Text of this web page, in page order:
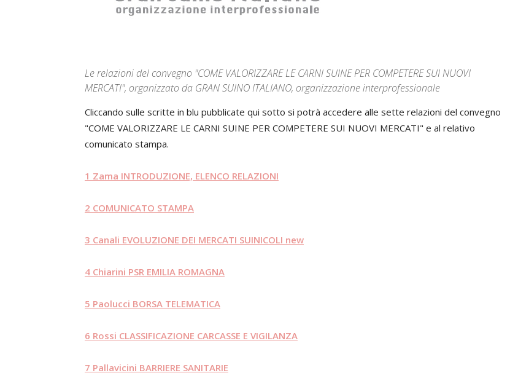
Le relazioni del convegno "COME VALORIZZARE LE CARNI SUINE PER COMPETERE SUI NUOVI
MERCATI", organizzato da GRAN SUINO ITALIANO, organizzazione interprofessionale
Cliccando sulle scritte in blu pubblicate qui sotto si potrà accedere alle sette relazioni del convegno
"COME VALORIZZARE LE CARNI SUINE PER COMPETERE SUI NUOVI MERCATI" e al relativo
comunicato stampa.
1 Zama INTRODUZIONE, ELENCO RELAZIONI
2 COMUNICATO STAMPA
3 Canali EVOLUZIONE DEI MERCATI SUINICOLI new
4 Chiarini PSR EMILIA ROMAGNA
5 Paolucci BORSA TELEMATICA
6 Rossi CLASSIFICAZIONE CARCASSE E VIGILANZA
7 Pallavicini BARRIERE SANITARIE